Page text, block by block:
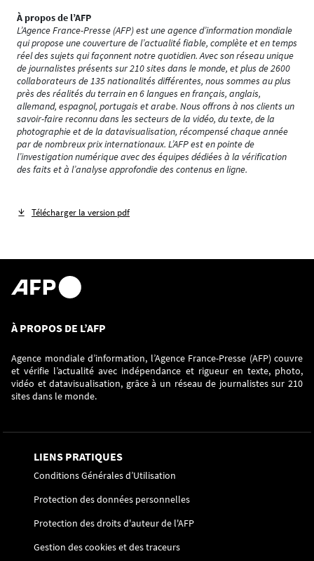
À propos de l’AFP
L’Agence France-Presse (AFP) est une agence d’information mondiale
qui propose une couverture de l’actualité fiable, complète et en temps
réel des sujets qui façonnent notre quotidien. Avec son réseau unique
de journalistes présents sur 210 sites dans le monde, et plus de 2600
collaborateurs de 135 nationalités différentes, nous sommes au plus
près des réalités du terrain en 6 langues en français, anglais,
allemand, espagnol, portugais et arabe. Nous offrons à nos clients un
savoir-faire reconnu dans les secteurs de la vidéo, du texte, de la
photographie et de la datavisualisation, récompensé chaque année
par de nombreux prix internationaux. L’AFP est en pointe de
l’investigation numérique avec des équipes dédiées à la vérification
des faits et à l’analyse approfondie des contenus en ligne.
Télécharger la version pdf
À PROPOS DE L’AFP
Agence mondiale d’information, l’Agence France-Presse (AFP) couvre
et vérifie l’actualité avec indépendance et rigueur en texte, photo,
vidéo et datavisualisation, grâce à un réseau de journalistes sur 210
sites dans le monde.
LIENS PRATIQUES
Conditions Générales d’Utilisation
Protection des données personnelles
Protection des droits d'auteur de l'AFP
Gestion des cookies et des traceurs